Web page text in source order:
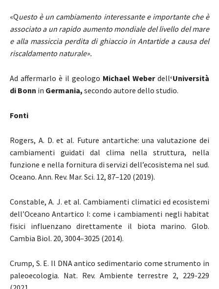
«Questo è un cambiamento interessante e importante che è
associato a un rapido aumento mondiale del livello del mare
e alla massiccia perdita di ghiaccio in Antartide a causa del
riscaldamento naturale».
Ad affermarlo è il geologo Michael Weberdell‘Università
di Bonn in Germania, secondo autore dello studio.
Fonti
Rogers, A. D. et al. Future antartiche: una valutazione dei
cambiamenti guidati dal clima nella struttura, nella
funzione e nella fornitura di servizi dell’ecosistema nel sud.
Oceano. Ann. Rev. Mar. Sci. 12, 87–120 (2019).
Constable, A. J. et al. Cambiamenti climatici ed ecosistemi
dell’Oceano Antartico I: come i cambiamenti negli habitat
fisici influenzano direttamente il biota marino. Glob.
Cambia Biol. 20, 3004–3025 (2014).
Crump, S. E. Il DNA antico sedimentario come strumento in
paleoecologia. Nat. Rev. Ambiente terrestre 2, 229-229